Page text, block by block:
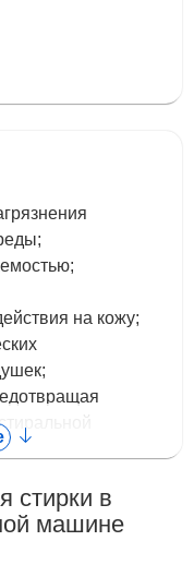
на кожу;
стирки в
машине